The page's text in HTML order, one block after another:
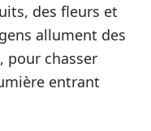
des fleurs et
allument des
pour chasser
entrant